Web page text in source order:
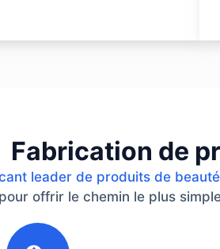
Fabrication de
leader de produits de
pour offrir le chemin le plus